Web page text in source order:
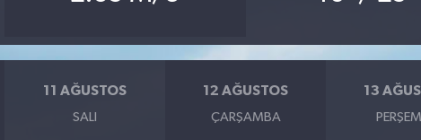
11 AĞUSTOS
SALI
12 AĞUSTOS
ÇARŞAMBA
13